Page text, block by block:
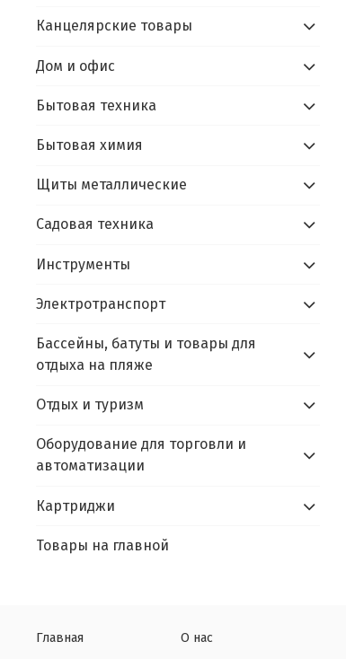
Канцелярские товары
Дом и офис
Бытовая техника
Бытовая химия
Щиты металлические
Садовая техника
Инструменты
Электротранспорт
Бассейны, батуты и товары для
отдыха на пляже
Отдых и туризм
Оборудование для торговли и
автоматизации
Картриджи
Товары на главной
Главная
О нас